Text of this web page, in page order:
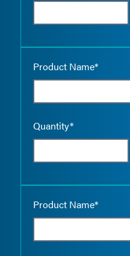
Product Name*
Quantity*
Product Name*